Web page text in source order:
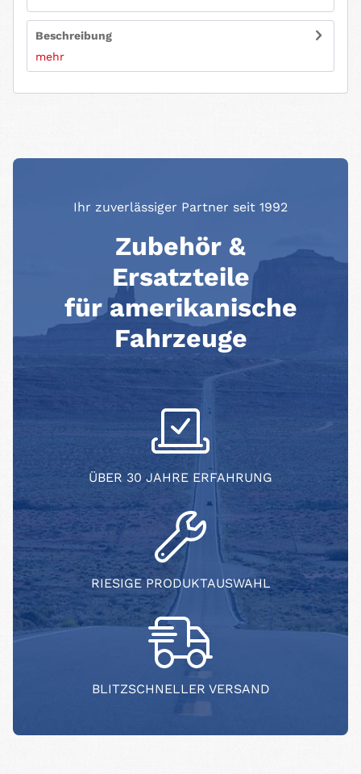
Beschreibung
mehr
Ihr zuverlässiger Partner seit 1992
Zubehör &
Ersatzteile
für amerikanische
Fahrzeuge
ÜBER 30 JAHRE ERFAHRUNG
RIESIGE PRODUKTAUSWAHL
BLITZSCHNELLER VERSAND